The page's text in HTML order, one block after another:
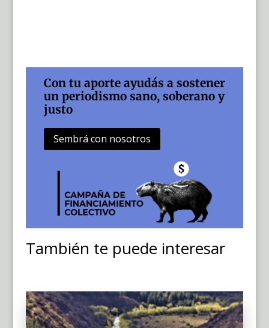
Con tu aporte ayudás a sostener
un periodismo sano, soberano y
justo
Sembrá con nosotros
También te puede interesar